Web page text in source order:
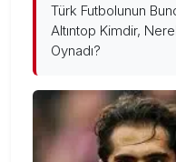
Türk Futbolunun
Altıntop Kimdir,
Oynadı?